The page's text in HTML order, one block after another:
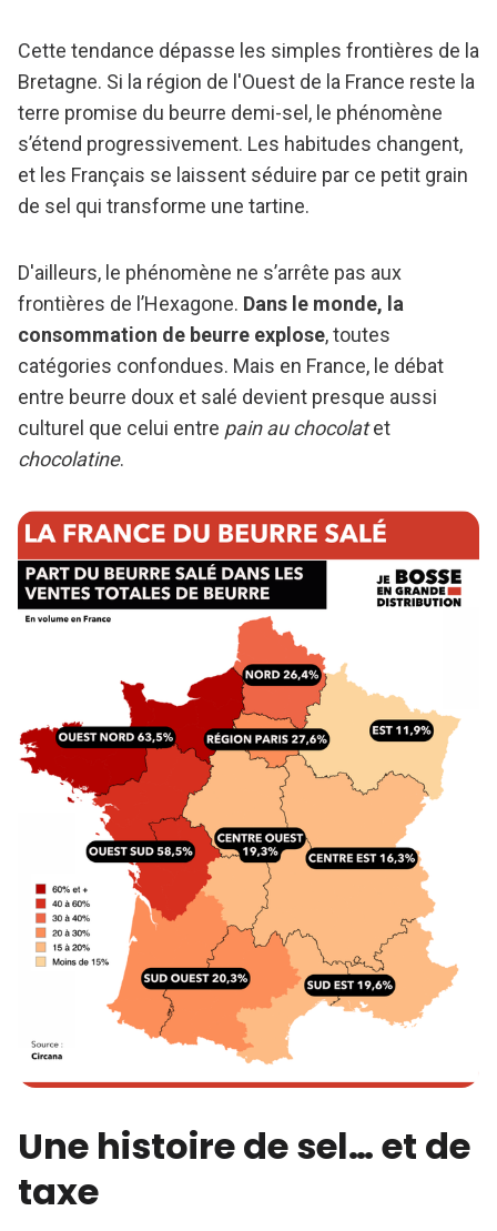
Cette tendance dépasse les simples frontières de la
Bretagne. Si la région de l'Ouest de la France reste la
terre promise du beurre demi-sel, le phénomène
s’étend progressivement. Les habitudes changent,
et les Français se laissent séduire par ce petit grain
de sel qui transforme une tartine.
D'ailleurs, le phénomène ne s’arrête pas aux
frontières de l’Hexagone. Dans le monde, la
consommation de beurre explose, toutes
catégories confondues. Mais en France, le débat
entre beurre doux et salé devient presque aussi
culturel que celui entre pain au chocolatet
chocolatine.
Une histoire de sel… et de
taxe